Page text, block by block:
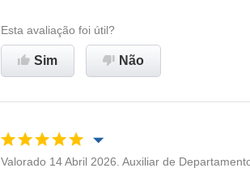
Esta avaliação foi útil?
Sim Não
Valorado 14 Abril 2026. Auxiliar de